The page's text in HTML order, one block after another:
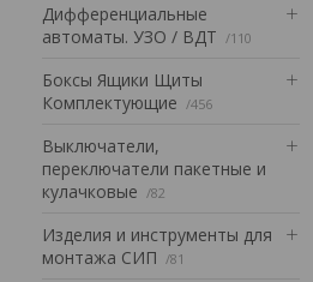
Дифференциальные
автоматы. УЗО / ВДТ
110
Боксы Ящики Щиты
Комплектующие
456
Выключатели,
переключатели пакетные и
кулачковые
82
Изделия и инструменты для
монтажа СИП
81